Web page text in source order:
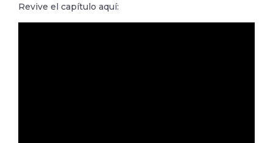
Revive el capítulo aquí: